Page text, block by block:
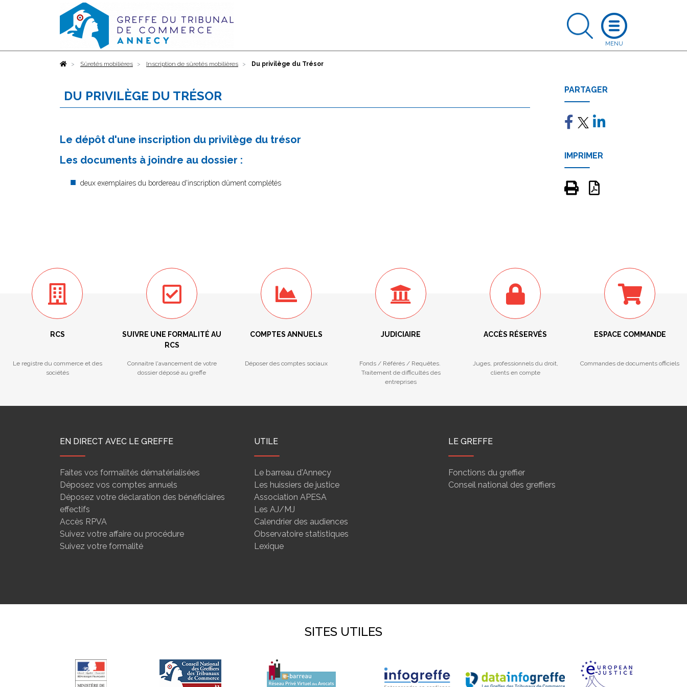
AccueilSûretés mobilières Inscription de sûretés mobilières Du privilège du Trésor
DU PRIVILÈGE DU TRÉSOR
Le dépôt d'une inscription du privilège du trésor
Les documents à joindre au dossier :
deux exemplaires du bordereau d'inscription dûment complétés
PARTAGER
IMPRIMER
RCS
Le registre du commerce et des
sociétés
SUIVRE UNE FORMALITÉ AU
RCS
Connaitre l'avancement de votre
dossier déposé au greffe
COMPTES ANNUELS
Déposer des comptes sociaux
JUDICIAIRE
Fonds / Référés / Requêtes.
Traitement de difficultés des
entreprises
ACCÈS RÉSERVÉS
Juges, professionnels du droit,
clients en compte
ESPACE COMMANDE
Commandes de documents officiels
EN DIRECT AVEC LE GREFFE
Faites vos formalités dématérialisées
Déposez vos comptes annuels
Déposez votre déclaration des bénéficiaires
effectifs
Accès RPVA
Suivez votre affaire ou procédure
Suivez votre formalité
UTILE
Le barreau d'Annecy
Les huissiers de justice
Association APESA
Les AJ/MJ
Calendrier des audiences
Observatoire statistiques
Lexique
LE GREFFE
Fonctions du greffier
Conseil national des greffiers
SITES UTILES